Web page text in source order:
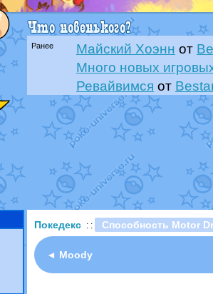
Ранее Майский Хоэнн от
Много новых
Ревайвимся от
Всё, трындец
Технические
доброе утро славяне
Йолда и Мимикью
от
Недовольный
The Dark Wishmaker
шадоу спиритомбот
траббишот
Raging Bolt
Shadow mismagius
Покедекс : : Способность Motor
◄ Moody